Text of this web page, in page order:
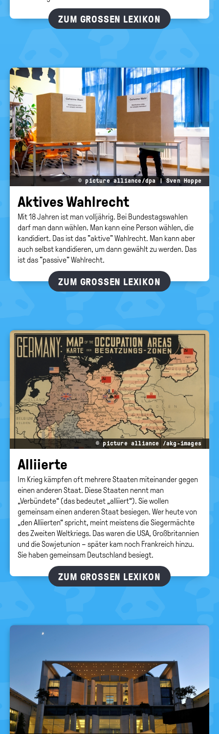
ZUM GROSSEN LEXIKON
© picture alliance/dpa | Sven Hoppe
Ak­ti­ves Wahl­recht
Mit 18 Jahren ist man volljährig. Bei Bundestagswahlen
darf man dann wählen. Man kann eine Person wählen, die
kandidiert. Das ist das "aktive" Wahlrecht. Man kann aber
auch selbst kandidieren, um dann gewählt zu werden. Das
ist das "passive" Wahlrecht.
ZUM GROSSEN LEXIKON
© picture alliance /akg-images
Al­li­ier­te
Im Krieg kämpfen oft mehrere Staaten miteinander gegen
einen anderen Staat. Diese Staaten nennt man
„Verbündete“ (das bedeutet „alliiert“). Sie wollen
gemeinsam einen anderen Staat besiegen. Wer heute von
„den Alliierten“ spricht, meint meistens die Siegermächte
des Zweiten Weltkriegs. Das waren die USA, Großbritannien
und die Sowjetunion – später kam noch Frankreich hinzu.
Sie haben gemeinsam Deutschland besiegt.
ZUM GROSSEN LEXIKON